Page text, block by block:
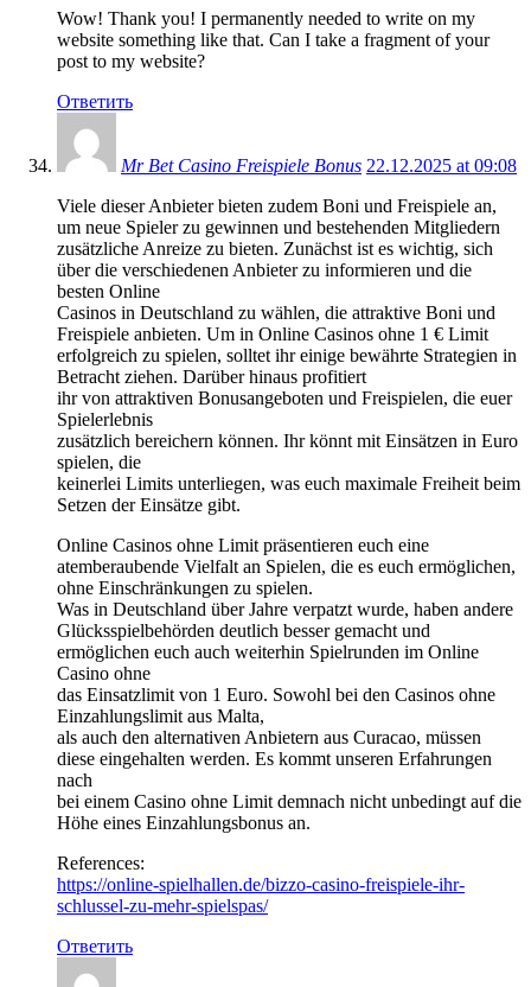
Wow! Thank you! I permanently needed to write on my
website something like that. Can I take a fragment of your
post to my website?
Ответить
Mr Bet Casino Freispiele Bonus 22.12.2025 at 09:08
Viele dieser Anbieter bieten zudem Boni und Freispiele an,
um neue Spieler zu gewinnen und bestehenden Mitgliedern
zusätzliche Anreize zu bieten. Zunächst ist es wichtig, sich
über die verschiedenen Anbieter zu informieren und die
besten Online
Casinos in Deutschland zu wählen, die attraktive Boni und
Freispiele anbieten. Um in Online Casinos ohne 1 € Limit
erfolgreich zu spielen, solltet ihr einige bewährte Strategien in
Betracht ziehen. Darüber hinaus profitiert
ihr von attraktiven Bonusangeboten und Freispielen, die euer
Spielerlebnis
zusätzlich bereichern können. Ihr könnt mit Einsätzen in Euro
spielen, die
keinerlei Limits unterliegen, was euch maximale Freiheit beim
Setzen der Einsätze gibt.
Online Casinos ohne Limit präsentieren euch eine
atemberaubende Vielfalt an Spielen, die es euch ermöglichen,
ohne Einschränkungen zu spielen.
Was in Deutschland über Jahre verpatzt wurde, haben andere
Glücksspielbehörden deutlich besser gemacht und
ermöglichen euch auch weiterhin Spielrunden im Online
Casino ohne
das Einsatzlimit von 1 Euro. Sowohl bei den Casinos ohne
Einzahlungslimit aus Malta,
als auch den alternativen Anbietern aus Curacao, müssen
diese eingehalten werden. Es kommt unseren Erfahrungen
nach
bei einem Casino ohne Limit demnach nicht unbedingt auf die
Höhe eines Einzahlungsbonus an.
References:
https://online-spielhallen.de/bizzo-casino-freispiele-ihr-
schlussel-zu-mehr-spielspas/
Ответить